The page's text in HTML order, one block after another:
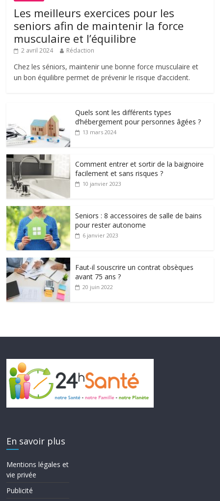
Les meilleurs exercices pour les
seniors afin de maintenir la force
musculaire et l’équilibre
2 avril 2024 Rédaction
Chez les séniors, maintenir une bonne force musculaire et
un bon équilibre permet de prévenir le risque d’accident.
Quels sont les différents types
d’hébergement pour personnes âgées ?
13 mars 2024
Comment entrer et sortir de la baignoire
facilement et sans risques ?
10 janvier 2023
Seniors : 8 accessoires de salle de bains
pour rester autonome
6 janvier 2023
Faut-il souscrire un contrat obsèques
avant 75 ans ?
20 juin 2022
En savoir plus
Mentions légales et
vie privée
Publicité